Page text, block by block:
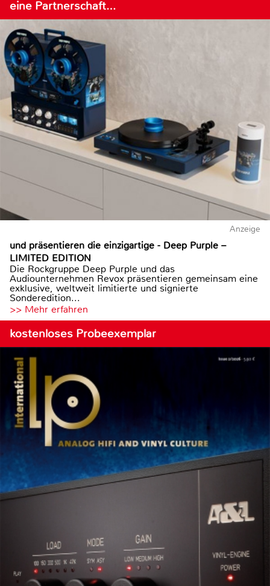
eine Partnerschaft…
Anzeige
und präsentieren die einzigartige - Deep Purple –
LIMITED EDITION
Die Rockgruppe Deep Purple und das
Audiounternehmen Revox präsentieren gemeinsam eine
exklusive, weltweit limitierte und signierte
Sonderedition...
>> Mehr erfahren
kostenloses Probeexemplar